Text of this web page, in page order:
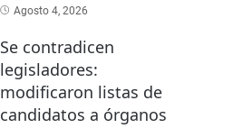
Agosto 4, 2026
Se contradicen
legisladores:
modificaron listas de
candidatos a órganos